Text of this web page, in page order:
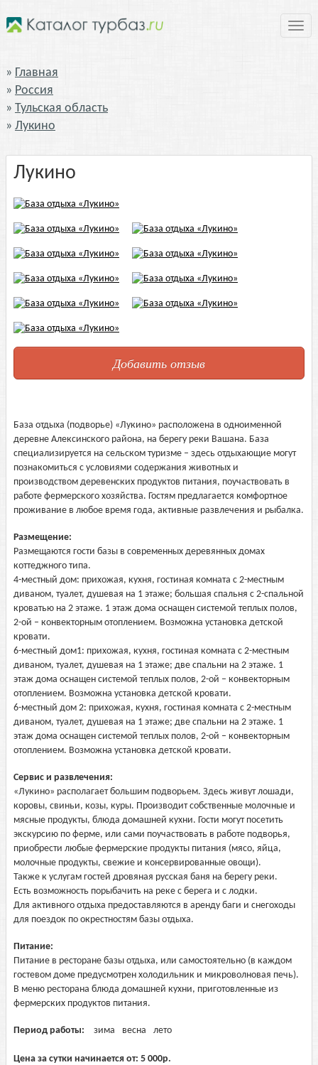
Главная
Россия
Тульская область
Лукино
Лукино
Добавить отзыв
База отдыха (подворье) «Лукино» расположена в одноименной
деревне Алексинского района, на берегу реки Вашана. База
специализируется на сельском туризме – здесь отдыхающие могут
познакомиться с условиями содержания животных и
производством деревенских продуктов питания, поучаствовать в
работе фермерского хозяйства. Гостям предлагается комфортное
проживание в любое время года, активные развлечения и рыбалка.
Размещение:
Размещаются гости базы в современных деревянных домах
коттеджного типа.
4-местный дом: прихожая, кухня, гостиная комната с 2-местным
диваном, туалет, душевая на 1 этаже; большая спальня с 2-спальной
кроватью на 2 этаже. 1 этаж дома оснащен системой теплых полов,
2-ой – конвекторным отоплением. Возможна установка детской
кровати.
6-местный дом1: прихожая, кухня, гостиная комната с 2-местным
диваном, туалет, душевая на 1 этаже; две спальни на 2 этаже. 1
этаж дома оснащен системой теплых полов, 2-ой – конвекторным
отоплением. Возможна установка детской кровати.
6-местный дом 2: прихожая, кухня, гостиная комната с 2-местным
диваном, туалет, душевая на 1 этаже; две спальни на 2 этаже. 1
этаж дома оснащен системой теплых полов, 2-ой – конвекторным
отоплением. Возможна установка детской кровати.
Сервис и развлечения:
«Лукино» располагает большим подворьем. Здесь живут лошади,
коровы, свиньи, козы, куры. Производит собственные молочные и
мясные продукты, блюда домашней кухни. Гости могут посетить
экскурсию по ферме, или сами поучаствовать в работе подворья,
приобрести любые фермерские продукты питания (мясо, яйца,
молочные продукты, свежие и консервированные овощи).
Также к услугам гостей дровяная русская баня на берегу реки.
Есть возможность порыбачить на реке с берега и с лодки.
Для активного отдыха предоставляются в аренду баги и снегоходы
для поездок по окрестностям базы отдыха.
Питание:
Питание в ресторане базы отдыха, или самостоятельно (в каждом
гостевом доме предусмотрен холодильник и микроволновая печь).
В меню ресторана блюда домашней кухни, приготовленные из
фермерских продуктов питания.
Период работы: зима весна лето
Цена за сутки начинается от: 5 000р.